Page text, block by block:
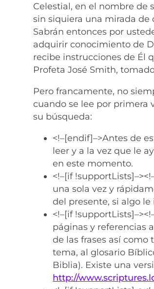
Celestial, en el nombre de
sin siquiera una mirada de
Sabrán entonces por
adquirir conocimiento de
recibe instrucciones de Él
Profeta José Smith,
Pero francamente, no
cuando se lee por primera
su búsqueda:
<!–[endif]–>Antes de
leer y a la vez que le
en este momento.
<!–[if !supportLists]–>
una sola vez y
del presente, si algo
<!–[if !supportLists]–>
páginas y referencias
de las frases así
tema, al glosario
Biblia). Existe una
http://